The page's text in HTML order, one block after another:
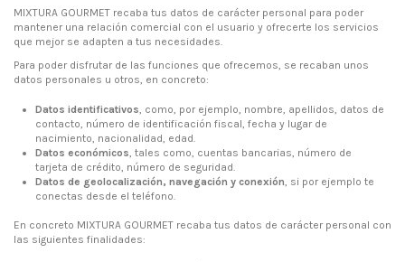
MIXTURA GOURMET recaba tus datos de carácter personal para poder
mantener una relación comercial con el usuario y ofrecerte los servicios
que mejor se adapten a tus necesidades.
Para poder disfrutar de las funciones que ofrecemos, se recaban unos
datos personales u otros, en concreto:
Datos identificativos , como, por ejemplo, nombre, apellidos, datos de
contacto, número de identificación fiscal, fecha y lugar de
nacimiento, nacionalidad, edad.
Datos económicos , tales como, cuentas bancarias, número de
tarjeta de crédito, número de seguridad.
Datos de geolocalización, navegación y conexión , si por ejemplo te
conectas desde el teléfono.
En concreto MIXTURA GOURMET recaba tus datos de carácter personal con
las siguientes finalidades: